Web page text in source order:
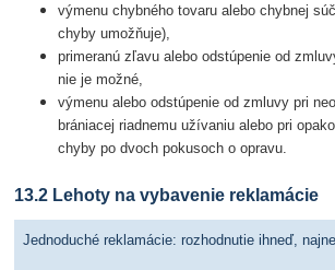
výmenu chybného tovaru alebo chybnej
chyby umožňuje),
primeranú zľavu alebo odstúpenie od
nie je možné,
výmenu alebo odstúpenie od zmluvy pri
brániacej riadnemu užívaniu alebo pri
chyby po dvoch pokusoch o opravu.
13.2 Lehoty na vybavenie reklamácie
Jednoduché reklamácie: rozhodnutie ihneď,